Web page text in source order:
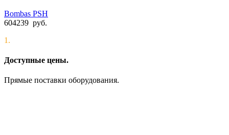
Bombas PSH
604239 руб.
1.
Доступные цены.
Прямые поставки оборудования.